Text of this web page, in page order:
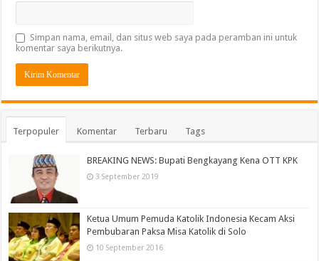
Simpan nama, email, dan situs web saya pada peramban ini untuk
komentar saya berikutnya.
Terpopuler Komentar Terbaru Tags
BREAKING NEWS: Bupati Bengkayang Kena OTT KPK
3 September 2019
Ketua Umum Pemuda Katolik Indonesia Kecam Aksi
Pembubaran Paksa Misa Katolik di Solo
10 September 2016